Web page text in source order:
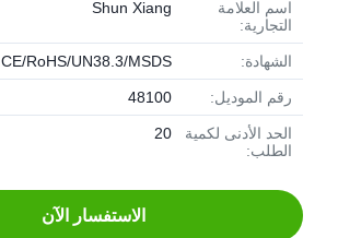
اسم العلامة
التجارية:
Shun Xiang
الشهادة: CE/RoHS/UN38.3/MSDS
رقم الموديل: 48100
الحد الأدنى لكمية
الطلب:
20
الاستفسار الآن